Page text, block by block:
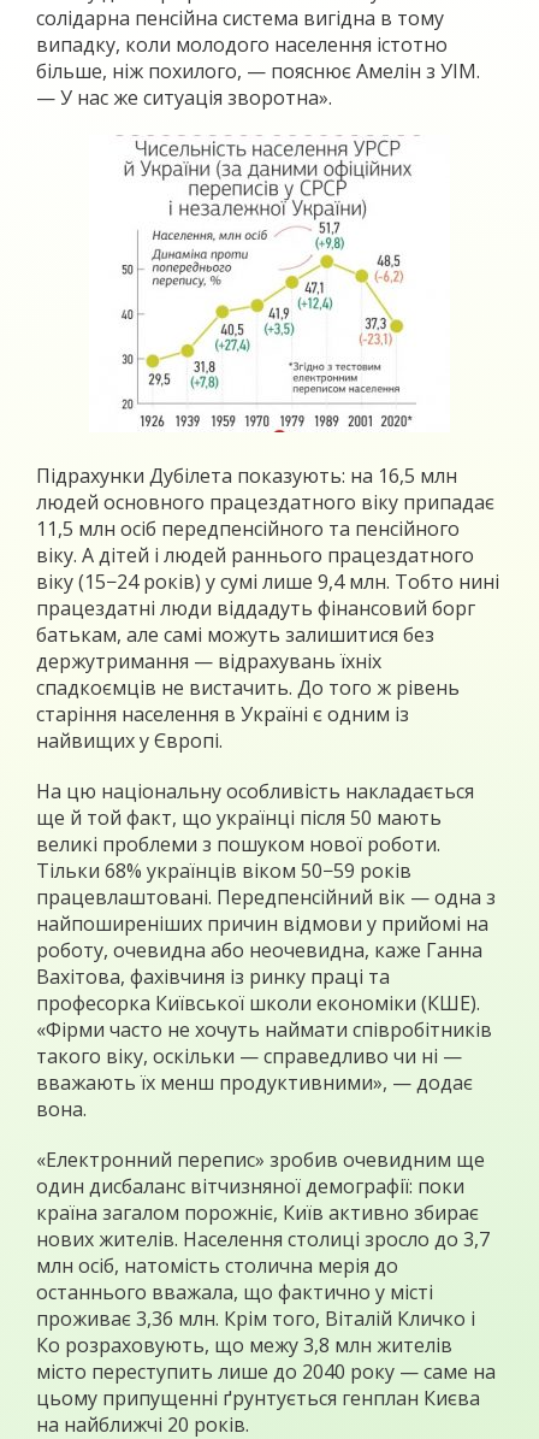
солідарна пенсійна система вигідна в тому
випадку, коли молодого населення істотно
більше, ніж похилого, — пояснює Амелін з УІМ.
— У нас же ситуація зворотна».
Підрахунки Дубілета показують: на 16,5 млн
людей основного працездатного віку припадає
11,5 млн осіб передпенсійного та пенсійного
віку. А дітей і людей раннього працездатного
віку (15−24 років) у сумі лише 9,4 млн. Тобто нині
працездатні люди віддадуть фінансовий борг
батькам, але самі можуть залишитися без
держутримання — відрахувань їхніх
спадкоємців не вистачить. До того ж рівень
старіння населення в Україні є одним із
найвищих у Європі.
На цю національну особливість накладається
ще й той факт, що українці після 50 мають
великі проблеми з пошуком нової роботи.
Тільки 68% українців віком 50−59 років
працевлаштовані. Передпенсійний вік — одна з
найпоширеніших причин відмови у прийомі на
роботу, очевидна або неочевидна, каже Ганна
Вахітова, фахівчиня із ринку праці та
професорка Київської школи економіки (КШЕ).
«Фірми часто не хочуть наймати співробітників
такого віку, оскільки — справедливо чи ні —
вважають їх менш продуктивними», — додає
вона.
«Електронний перепис» зробив очевидним ще
один дисбаланс вітчизняної демографії: поки
країна загалом порожніє, Київ активно збирає
нових жителів. Населення столиці зросло до 3,7
млн осіб, натомість столична мерія до
останнього вважала, що фактично у місті
проживає 3,36 млн. Крім того, Віталій Кличко і
Ко розраховують, що межу 3,8 млн жителів
місто переступить лише до 2040 року — саме на
цьому припущенні ґрунтується генплан Києва
на найближчі 20 років.